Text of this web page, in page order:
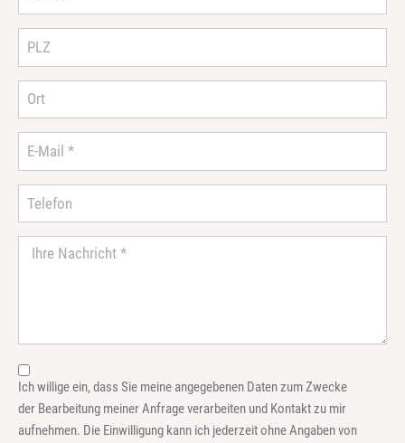
Ich willige ein, dass Sie meine angegebenen Daten zum Zwecke
der Bearbeitung meiner Anfrage verarbeiten und Kontakt zu mir
aufnehmen. Die Einwilligung kann ich jederzeit ohne Angaben von